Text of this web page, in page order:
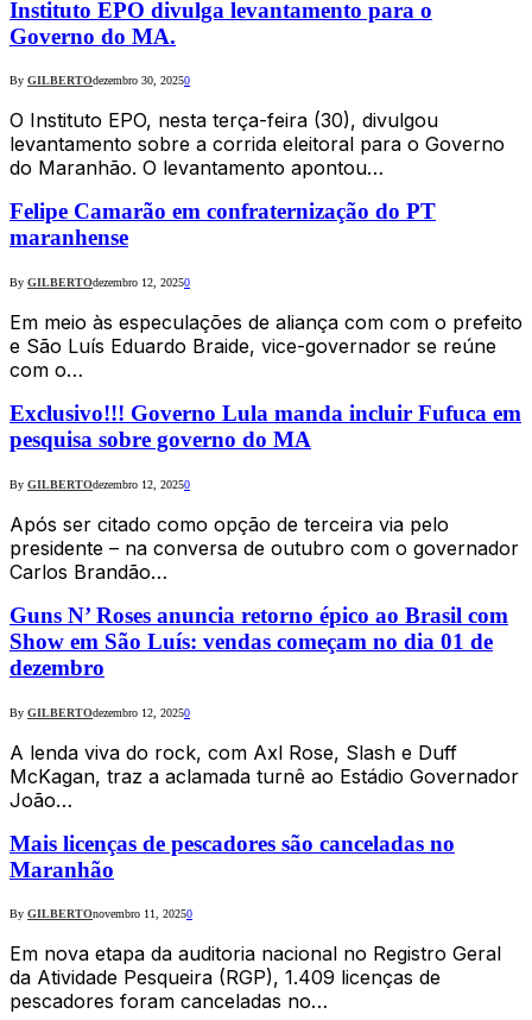
Instituto EPO divulga levantamento para o
Governo do MA.
By GILBERTOdezembro 30, 20250
O Instituto EPO, nesta terça-feira (30), divulgou
levantamento sobre a corrida eleitoral para o Governo
do Maranhão. O levantamento apontou…
Felipe Camarão em confraternização do PT
maranhense
By GILBERTOdezembro 12, 20250
Em meio às especulações de aliança com com o prefeito
e São Luís Eduardo Braide, vice-governador se reúne
com o…
Exclusivo!!! Governo Lula manda incluir Fufuca em
pesquisa sobre governo do MA
By GILBERTOdezembro 12, 20250
Após ser citado como opção de terceira via pelo
presidente – na conversa de outubro com o governador
Carlos Brandão…
Guns N’ Roses anuncia retorno épico ao Brasil com
Show em São Luís: vendas começam no dia 01 de
dezembro
By GILBERTOdezembro 12, 20250
A lenda viva do rock, com Axl Rose, Slash e Duff
McKagan, traz a aclamada turnê ao Estádio Governador
João…
Mais licenças de pescadores são canceladas no
Maranhão
By GILBERTOnovembro 11, 20250
Em nova etapa da auditoria nacional no Registro Geral
da Atividade Pesqueira (RGP), 1.409 licenças de
pescadores foram canceladas no…